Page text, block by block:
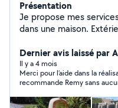
Présentation
Je propose mes
dans une maison.
Intérieur ( pose de sol,
meubles, faire des
supports...) N'hésitez
je peux vous aider.
Dernier avis laissé par
Il y a 4 mois
Merci pour l’aide dans la
recommande Remy sans